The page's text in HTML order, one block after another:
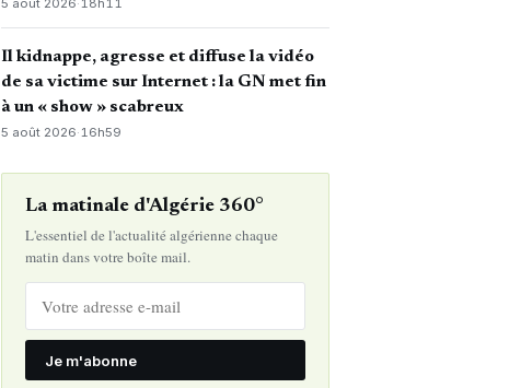
5 août 2026·18h11
Il kidnappe, agresse et diffuse la vidéo
de sa victime sur Internet : la GN met fin
à un « show » scabreux
5 août 2026· 16h59
La matinale d'Algérie 360°
L'essentiel de l'actualité algérienne chaque
matin dans votre boîte mail.
Je m'abonne